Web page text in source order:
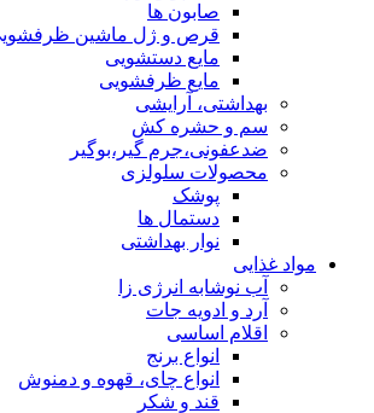
صابون ها
قرص و ژل ماشین
مایع دستشویی
مایع ظرفشویی
بهداشتی، آرایشی
سم و حشره کش
ضدعفونی،جرم گیر،بوگیر
محصولات سلولزی
پوشک
دستمال ها
نوار بهداشتی
مواد غذایی
آب نوشابه انرژی زا
آرد و ادویه جات
اقلام اساسی
انواع برنج
انواع چای، قهوه و دمنوش
قند و شکر